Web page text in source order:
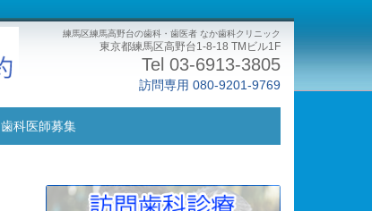
練馬区練馬高野台の歯科・歯医者 なか歯科クリニック
東京都練馬区高野台1-8-18 TMビル1F
Tel 03-6913-3805
訪問専用 080-9201-9769
歯科医師募集